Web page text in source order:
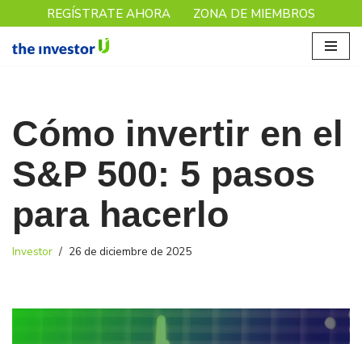
Saltar
REGÍSTRATE AHORA ZONA DE MIEMBROS
Cómo invertir en el
S&P 500: 5 pasos
para hacerlo
Investor 26 de diciembre de 2025